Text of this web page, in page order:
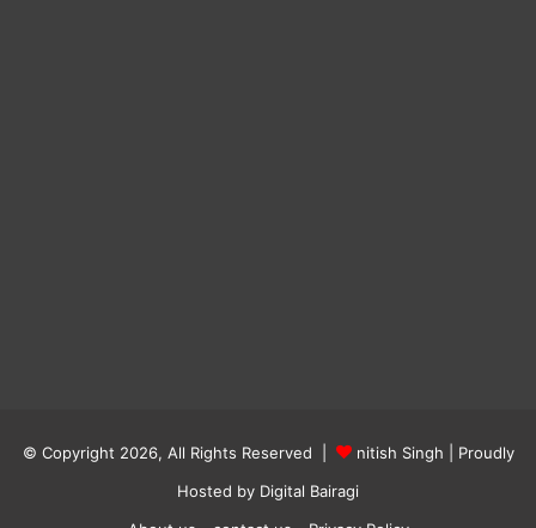
© Copyright 2026, All Rights Reserved | nitish Singh | Proudly
Hosted by Digital Bairagi